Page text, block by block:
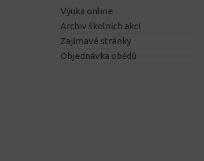
Výuka online
Archiv školních akcí
Zajímavé stránky
Objednávka obědů